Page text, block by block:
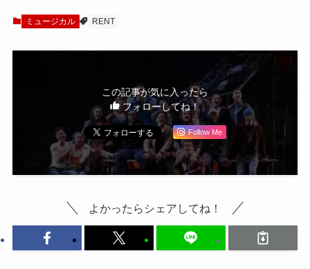
戦です」
ミュージカル RENT
この記事が気に入ったら
フォローしてね！
Follow Me
よかったらシェアしてね！